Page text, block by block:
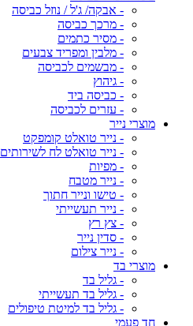
- אבקה/ ג'ל / נוזל כביסה
- מרכך כביסה
- מסיר כתמים
- מלבין ומפריד צבעים
- מבשמים לכביסה
- גיהוץ
- כביסה ביד
- עזרים לכביסה
מוצרי נייר
- נייר טואלט קומפקט
- נייר טואלט לח לשירותים
- מפיות
- נייר מטבח
- טישו ונייר חתוך
- נייר תעשייתי
- צץ רץ
- סדין נייר
- נייר צילום
מוצרי בד
- גליל בד
- גליל בד תעשייתי
- גליל בד למיטת טיפולים
חד פעמי